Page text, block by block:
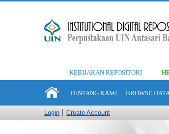
KEBIJAKAN REPOSITORI
TENTANG KAMI BROWSE
Login Create Account